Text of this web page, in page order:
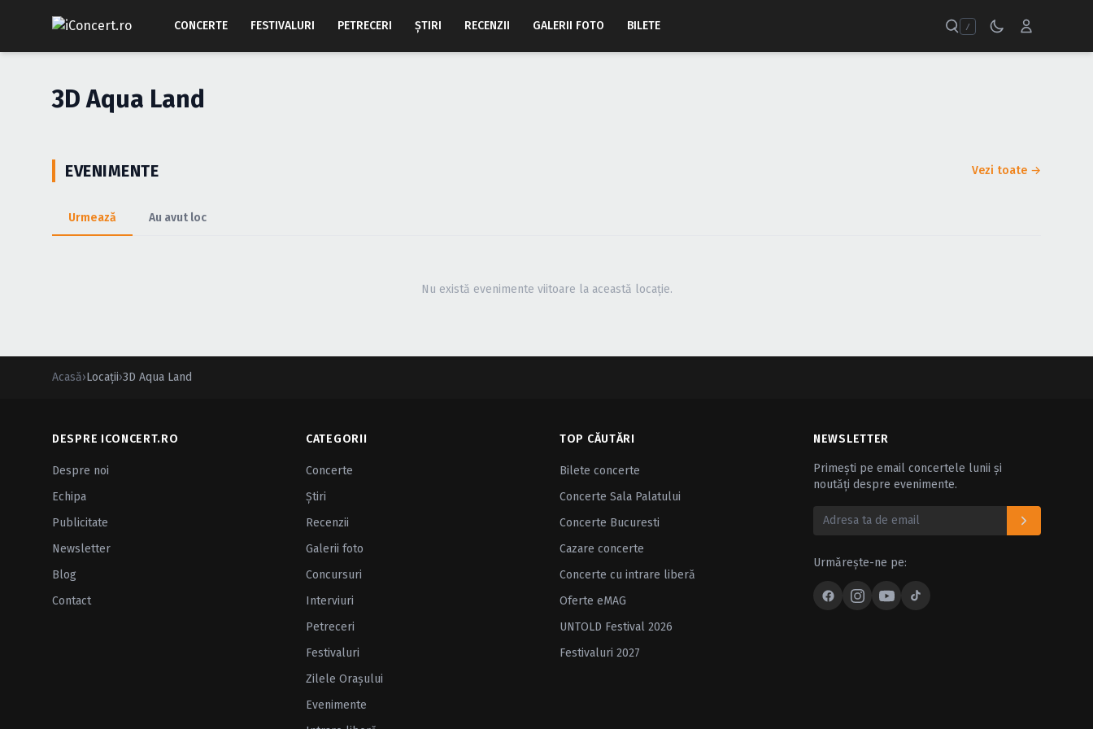
CONCERTE FESTIVALURI PETRECERI ŞTIRI RECENZII GALERII FOTO BILETE /
3D Aqua Land
EVENIMENTE Vezi toate →
Urmează Au avut loc
Nu există evenimente viitoare la această locație.
Acasă›Locații›3D Aqua Land
DESPRE ICONCERT.RO
Despre noi
Echipa
Publicitate
Newsletter
Blog
Contact
CATEGORII
Concerte
Ştiri
Recenzii
Galerii foto
Concursuri
Interviuri
Petreceri
Festivaluri
Zilele Oraşului
Evenimente
TOP CĂUTĂRI
Bilete concerte
Concerte Sala Palatului
Concerte Bucuresti
Cazare concerte
Concerte cu intrare liberă
Oferte eMAG
UNTOLD Festival 2026
Festivaluri 2027
NEWSLETTER
Primești pe email concertele lunii și
noutăți despre evenimente.
Urmărește-ne pe: